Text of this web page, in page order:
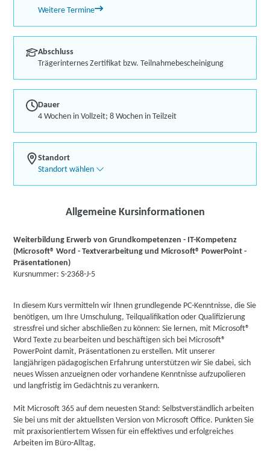
Weitere Termine
Abschluss
Trägerinternes Zertifikat bzw. Teilnahmebescheinigung
Dauer
4 Wochen in Vollzeit; 8 Wochen in Teilzeit
Standort
Standort wählen
Allgemeine Kursinformationen
Weiterbildung Erwerb von Grundkompetenzen - IT-Kompetenz
(Microsoft® Word - Textverarbeitung und Microsoft® PowerPoint -
Präsentationen)
Kursnummer: S-2368-J-5
In diesem Kurs vermitteln wir Ihnen grundlegende PC-Kenntnisse, die Sie
benötigen, um Ihre Umschulung, Teilqualifikation oder Qualifizierung
stressfrei und sicher abschließen zu können: Sie lernen, mit Microsoft®
Word Texte zu bearbeiten und beschäftigen sich bei Microsoft®
PowerPoint damit, Präsentationen zu erstellen. Mit unserer
langjährigen pädagogischen Erfahrung unterstützen wir Sie dabei, sich
neues Wissen anzueignen oder vorhandene Kenntnisse aufzupolieren
und langfristig im Gedächtnis zu verankern.
Mit Microsoft 365 auf dem neuesten Stand: Selbstverständlich arbeiten
Sie bei uns mit der aktuellsten Version von Microsoft Office. Punkten Sie
mit praxisorientiertem Wissen für ein effektives und erfolgreiches
Arbeiten im Büro-Alltag.